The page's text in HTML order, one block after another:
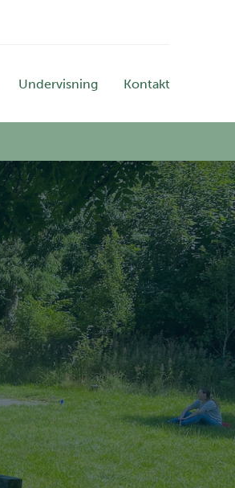
Undervisning Kontakt